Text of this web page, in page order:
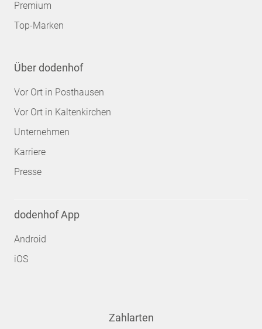
Premium
Top-Marken
Über dodenhof
Vor Ort in Posthausen
Vor Ort in Kaltenkirchen
Unternehmen
Karriere
Presse
dodenhof App
Android
iOS
Zahlarten